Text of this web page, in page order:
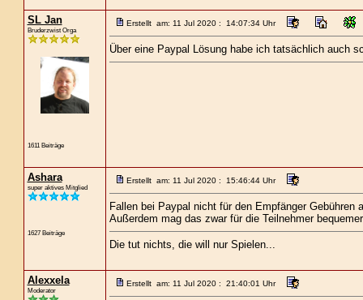
SL Jan
Bruderzwist Orga
1611 Beiträge
Erstellt am: 11 Jul 2020 : 14:07:34 Uhr
Über eine Paypal Lösung habe ich tatsächlich auch
Ashara
super aktives Mitglied
1627 Beiträge
Erstellt am: 11 Jul 2020 : 15:46:44 Uhr
Fallen bei Paypal nicht für den Empfänger Gebühren
Außerdem mag das zwar für die Teilnehmer
Die tut nichts, die will nur Spielen...
Alexxela
Moderator
Erstellt am: 11 Jul 2020 : 21:40:01 Uhr